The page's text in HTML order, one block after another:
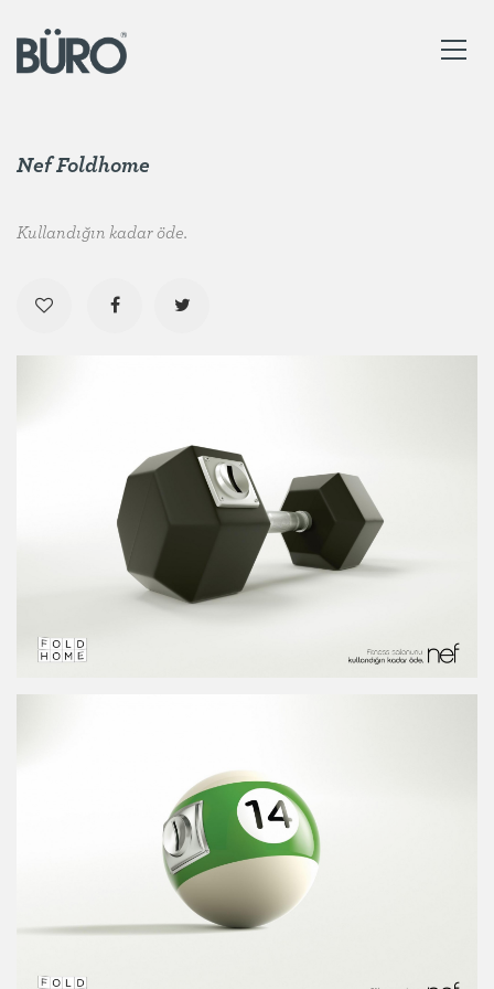
Nef Foldhome
Kullandığın kadar öde.